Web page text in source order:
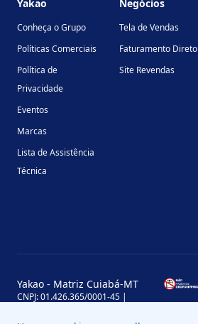
Yakao
Conheça o Grupo
Políticas Comerciais
Política de
Privacidade
Eventos
Marcas
Lista de Assistência
Técnica
Negócios
Tela de Vendas
Faturamento Direto
Site Revendas
Yakao - Matriz Cuiabá-MT
CNPJ: 01.426.365/0001-45 |